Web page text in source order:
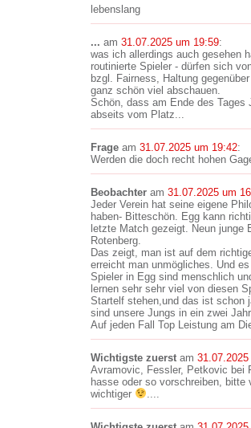
lebenslang
... am 31.07.2025 um 19:59:
was ich allerdings auch gesehen
routinierte Spieler - dürfen sich
bzgl. Fairness, Haltung
ganz schön viel abschauen.
Schön, dass am Ende des Tages
abseits vom Platz...
Frage am 31.07.2025 um 19:42:
Werden die doch recht hohen
Beobachter am 31.07.2025 um
Jeder Verein hat seine eigene
haben- Bitteschön. Egg kann
letzte Match gezeigt. Neun junge
Rotenberg.
Das zeigt, man ist auf dem
erreicht man unmögliches. Und
Spieler in Egg sind menschlich
lernen sehr sehr viel von diesen
Startelf stehen,und das ist schon
sind unsere Jungs in ein zwei
Auf jeden Fall Top Leistung am
Wichtigste zuerst am
Avramovic, Fessler, Petkovic bei
hasse oder so vorschreiben,
wichtiger
....